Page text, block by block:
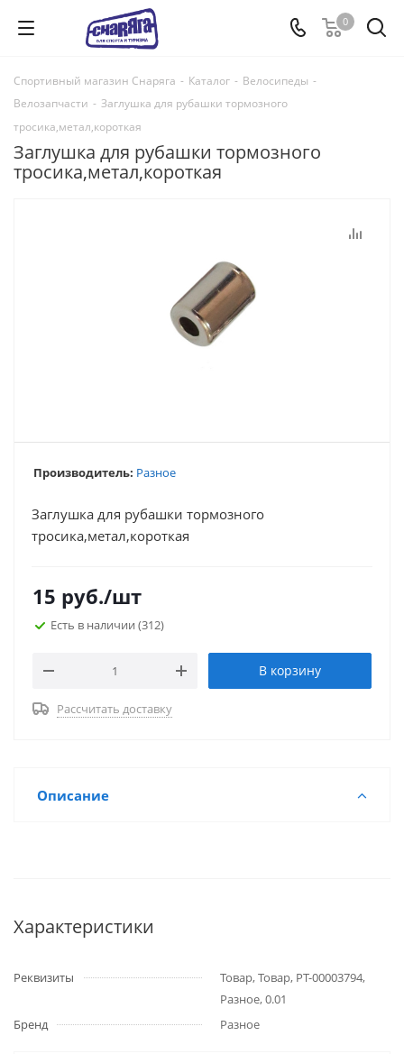
0
Спортивный магазин Снаряга - Каталог - Велосипеды -
Велозапчасти - Заглушка для рубашки тормозного
тросика,метал,короткая
Заглушка для рубашки тормозного
тросика,метал,короткая
Производитель: Разное
Заглушка для рубашки тормозного
тросика,метал,короткая
15 руб./шт
Есть в наличии (312)
В корзину
Рассчитать доставку
Описание
Характеристики
Реквизиты
Товар, Товар, РТ-00003794,
Разное, 0.01
Бренд
Разное